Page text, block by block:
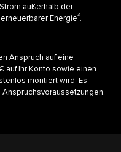
außerhalb der
Energie3.
Anspruch auf eine
auf Ihr Konto sowie einen
montiert wird. Es